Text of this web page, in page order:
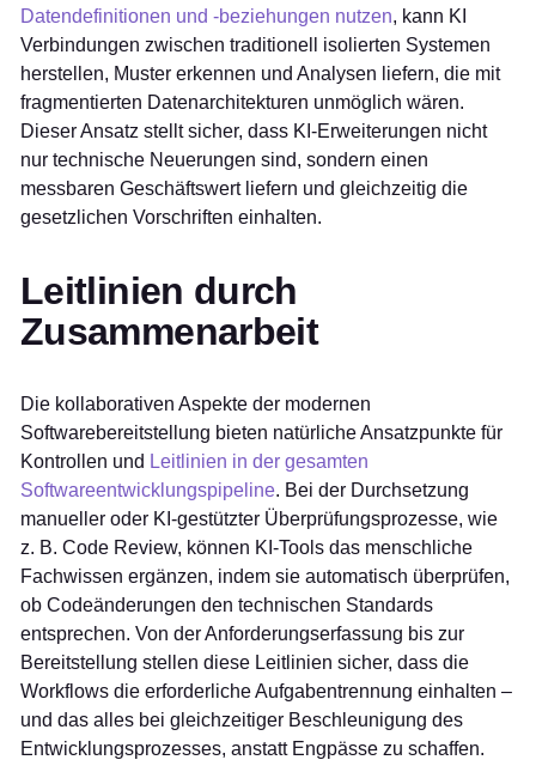
Datendefinitionen und -beziehungen nutzen, kann KI
Verbindungen zwischen traditionell isolierten Systemen
herstellen, Muster erkennen und Analysen liefern, die mit
fragmentierten Datenarchitekturen unmöglich wären.
Dieser Ansatz stellt sicher, dass KI-Erweiterungen nicht
nur technische Neuerungen sind, sondern einen
messbaren Geschäftswert liefern und gleichzeitig die
gesetzlichen Vorschriften einhalten.
Leitlinien durch
Zusammenarbeit
Die kollaborativen Aspekte der modernen
Softwarebereitstellung bieten natürliche Ansatzpunkte für
Kontrollen und Leitlinien in der gesamten
Softwareentwicklungspipeline. Bei der Durchsetzung
manueller oder KI-gestützter Überprüfungsprozesse, wie
z. B. Code Review, können KI-Tools das menschliche
Fachwissen ergänzen, indem sie automatisch überprüfen,
ob Codeänderungen den technischen Standards
entsprechen. Von der Anforderungserfassung bis zur
Bereitstellung stellen diese Leitlinien sicher, dass die
Workflows die erforderliche Aufgabentrennung einhalten –
und das alles bei gleichzeitiger Beschleunigung des
Entwicklungsprozesses, anstatt Engpässe zu schaffen.